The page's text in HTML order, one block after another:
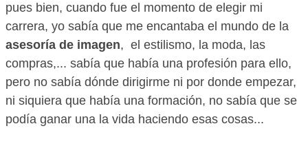
pues bien, cuando fue el momento de elegir mi
carrera, yo sabía que me encantaba el mundo de la
asesoría de imagen, el estilismo, la moda, las
compras,... sabía que había una profesión para ello,
pero no sabía dónde dirigirme ni por donde empezar,
ni siquiera que había una formación, no sabía que se
podía ganar una la vida haciendo esas cosas...